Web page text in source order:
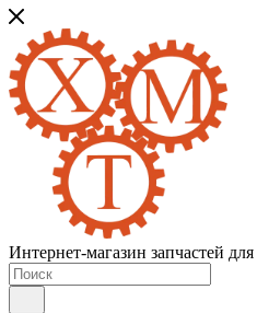
Интернет-магазин запчастей